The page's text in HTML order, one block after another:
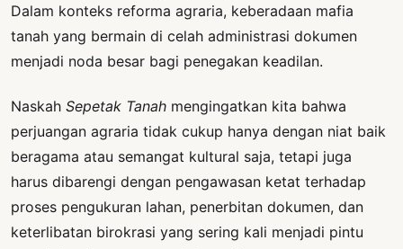
Dalam konteks reforma agraria, keberadaan mafia
tanah yang bermain di celah administrasi dokumen
menjadi noda besar bagi penegakan keadilan.
Naskah Sepetak Tanah mengingatkan kita bahwa
perjuangan agraria tidak cukup hanya dengan niat baik
beragama atau semangat kultural saja, tetapi juga
harus dibarengi dengan pengawasan ketat terhadap
proses pengukuran lahan, penerbitan dokumen, dan
keterlibatan birokrasi yang sering kali menjadi pintu